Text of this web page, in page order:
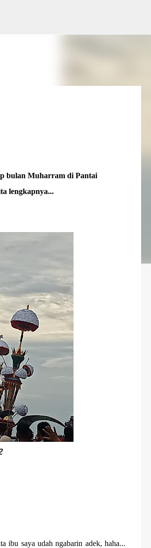
bulan Muharram di Pantai
lengkapnya...
ibu saya udah ngabarin adek, haha...